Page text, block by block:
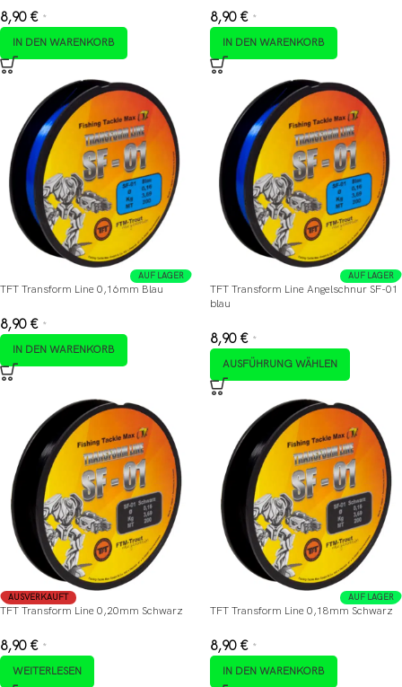
8,90 € *
IN DEN WARENKORB
8,90 € *
IN DEN WARENKORB
AUF LAGER
TFT Transform Line 0,16mm Blau
8,90 € *
IN DEN WARENKORB
AUF LAGER
TFT Transform Line Angelschnur SF-01
blau
8,90 € *
AUSFÜHRUNG WÄHLEN
AUSVERKAUFT
TFT Transform Line 0,20mm Schwarz
8,90 € *
WEITERLESEN
AUF LAGER
TFT Transform Line 0,18mm Schwarz
8,90 € *
IN DEN WARENKORB